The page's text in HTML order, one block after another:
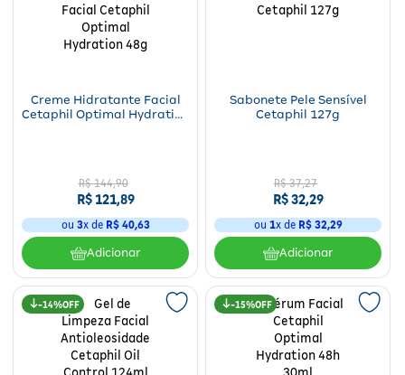
Creme Hidratante Facial
Cetaphil Optimal Hydration
R$ 144,90
R$121,89
ou 3x de R$ 40,63
Adicionar
Sabonete Pele Sensível
Cetaphil 127g
R$ 37,27
R$32,29
ou 1x de R$ 32,29
Adicionar
14% 15%